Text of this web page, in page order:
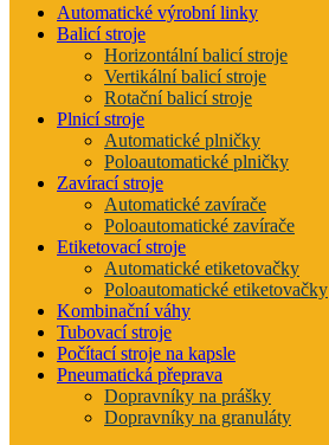
Automatické výrobní linky
Balicí stroje
Horizontální balicí stroje
Vertikální balicí stroje
Rotační balicí stroje
Plnicí stroje
Automatické plničky
Poloautomatické plničky
Zavírací stroje
Automatické zavírače
Poloautomatické zavírače
Etiketovací stroje
Automatické etiketovačky
Poloautomatické etiketovačky
Kombinační váhy
Tubovací stroje
Počítací stroje na kapsle
Pneumatická přeprava
Dopravníky na prášky
Dopravníky na granuláty